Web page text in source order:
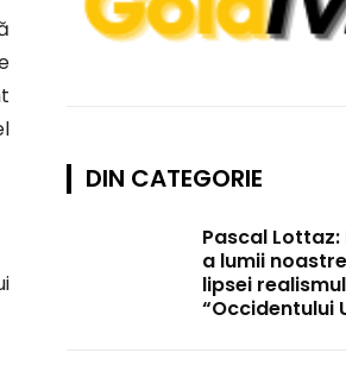
DIN CATEGORIE
Pascal
a lumii
lipsei
“Occidentului